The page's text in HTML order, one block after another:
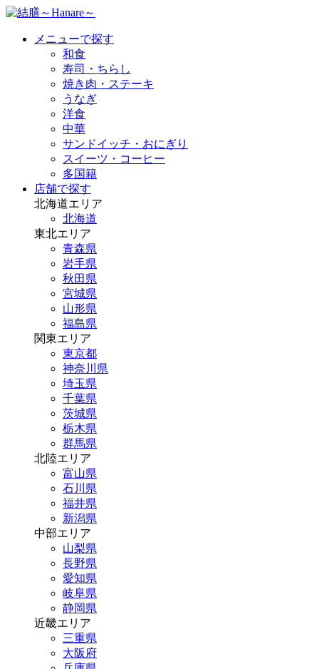
メニューで探す
和食
寿司・ちらし
焼き肉・ステーキ
うなぎ
洋食
中華
サンドイッチ・おにぎり
スイーツ・コーヒー
多国籍
店舗で探す
北海道エリア
北海道
東北エリア
青森県
岩手県
秋田県
宮城県
山形県
福島県
関東エリア
東京都
神奈川県
埼玉県
千葉県
茨城県
栃木県
群馬県
北陸エリア
富山県
石川県
福井県
新潟県
中部エリア
山梨県
長野県
愛知県
岐阜県
静岡県
近畿エリア
三重県
大阪府